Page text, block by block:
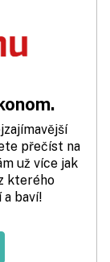
přečíst na
už více jak
kterého
baví!